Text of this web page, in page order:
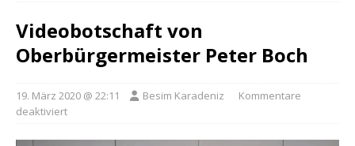
Videobotschaft von
Oberbürgermeister Peter Boch
19. März 2020 @ 22:11 Besim Karadeniz
Kommentare
deaktiviert